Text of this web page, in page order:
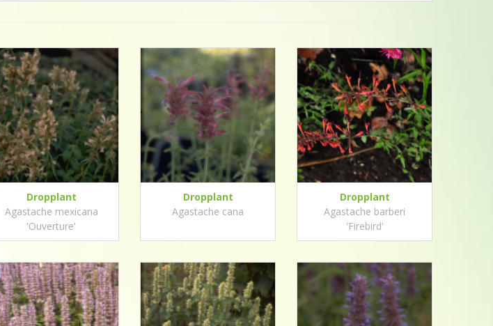
Dropplant
Agastache mexicana
'Ouverture'
Dropplant
Agastache cana
Dropplant
Agastache barberi
'Firebird'